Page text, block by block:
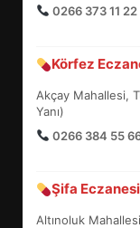
0266 373 11 22
Körfez
Akçay Mahallesi,
Yanı)
0266 384 55
Şifa Eczanesi
Altınoluk
7
1